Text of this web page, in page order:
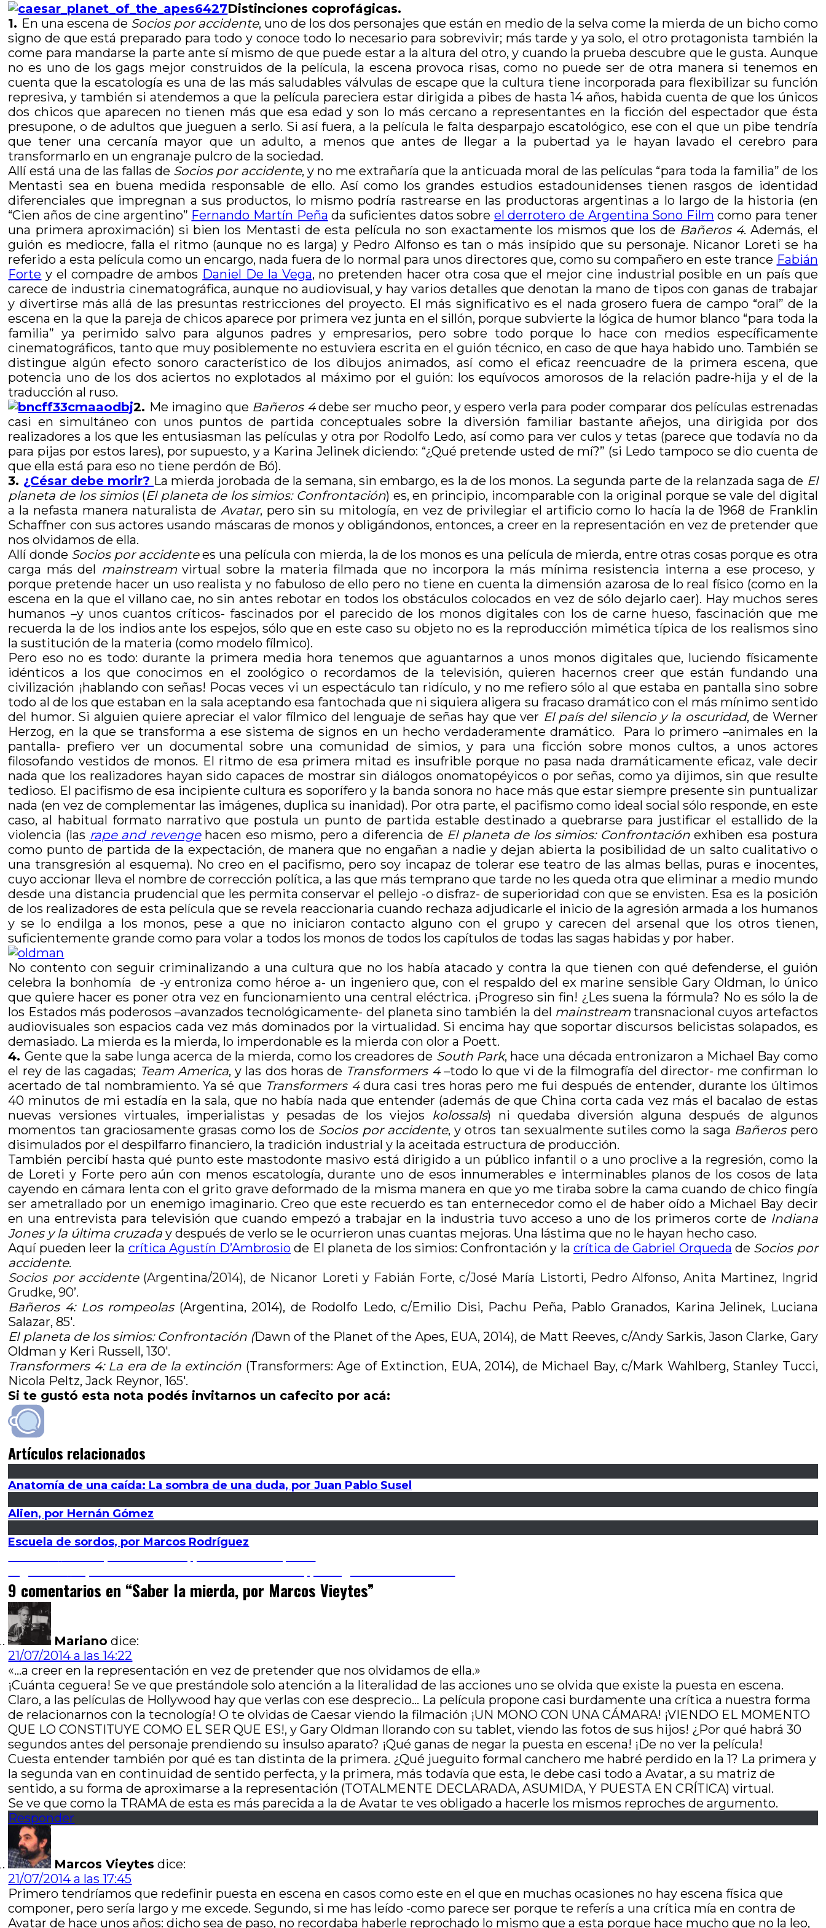
Distinciones coprofágicas.
1. En una escena de Socios por accidente, uno de los dos personajes que están en medio de la selva come la mierda de un bicho como
signo de que está preparado para todo y conoce todo lo necesario para sobrevivir; más tarde y ya solo, el otro protagonista también la
come para mandarse la parte ante sí mismo de que puede estar a la altura del otro, y cuando la prueba descubre que le gusta. Aunque
no es uno de los gags mejor construidos de la película, la escena provoca risas, como no puede ser de otra manera si tenemos en
cuenta que la escatología es una de las más saludables válvulas de escape que la cultura tiene incorporada para flexibilizar su función
represiva, y también si atendemos a que la película pareciera estar dirigida a pibes de hasta 14 años, habida cuenta de que los únicos
dos chicos que aparecen no tienen más que esa edad y son lo más cercano a representantes en la ficción del espectador que ésta
presupone, o de adultos que jueguen a serlo. Si así fuera, a la película le falta desparpajo escatológico, ese con el que un pibe tendría
que tener una cercanía mayor que un adulto, a menos que antes de llegar a la pubertad ya le hayan lavado el cerebro para
transformarlo en un engranaje pulcro de la sociedad.
Allí está una de las fallas de Socios por accidente, y no me extrañaría que la anticuada moral de las películas “para toda la familia” de los
Mentasti sea en buena medida responsable de ello. Así como los grandes estudios estadounidenses tienen rasgos de identidad
diferenciales que impregnan a sus productos, lo mismo podría rastrearse en las productoras argentinas a lo largo de la historia (en
“Cien años de cine argentino” Fernando Martín Peña da suficientes datos sobre el derrotero de Argentina Sono Film como para tener
una primera aproximación) si bien los Mentasti de esta película no son exactamente los mismos que los de Bañeros 4. Además, el
guión es mediocre, falla el ritmo (aunque no es larga) y Pedro Alfonso es tan o más insípido que su personaje. Nicanor Loreti se ha
referido a esta película como un encargo, nada fuera de lo normal para unos directores que, como su compañero en este trance Fabián
Forte y el compadre de ambos Daniel De la Vega, no pretenden hacer otra cosa que el mejor cine industrial posible en un país que
carece de industria cinematográfica, aunque no audiovisual, y hay varios detalles que denotan la mano de tipos con ganas de trabajar
y divertirse más allá de las presuntas restricciones del proyecto. El más significativo es el nada grosero fuera de campo “oral” de la
escena en la que la pareja de chicos aparece por primera vez junta en el sillón, porque subvierte la lógica de humor blanco “para toda la
familia” ya perimido salvo para algunos padres y empresarios, pero sobre todo porque lo hace con medios específicamente
cinematográficos, tanto que muy posiblemente no estuviera escrita en el guión técnico, en caso de que haya habido uno. También se
distingue algún efecto sonoro característico de los dibujos animados, así como el eficaz reencuadre de la primera escena, que
potencia uno de los dos aciertos no explotados al máximo por el guión: los equívocos amorosos de la relación padre-hija y el de la
traducción al ruso.
2. Me imagino que Bañeros 4debe ser mucho peor, y espero verla para poder comparar dos películas estrenadas
casi en simultáneo con unos puntos de partida conceptuales sobre la diversión familiar bastante añejos, una dirigida por dos
realizadores a los que les entusiasman las películas y otra por Rodolfo Ledo, así como para ver culos y tetas (parece que todavía no da
para pijas por estos lares), por supuesto, y a Karina Jelinek diciendo: “¿Qué pretende usted de mí?” (si Ledo tampoco se dio cuenta de
que ella está para eso no tiene perdón de Bó).
3. ¿César debe morir? La mierda jorobada de la semana, sin embargo, es la de los monos. La segunda parte de la relanzada saga de El
planeta de los simios(El planeta de los simios: Confrontación) es, en principio, incomparable con la original porque se vale del digital
a la nefasta manera naturalista de Avatar, pero sin su mitología, en vez de privilegiar el artificio como lo hacía la de 1968 de Franklin
Schaffner con sus actores usando máscaras de monos y obligándonos, entonces, a creer en la representación en vez de pretender que
nos olvidamos de ella.
Allí donde Socios por accidentees una película con mierda, la de los monos es una película de mierda, entre otras cosas porque es otra
carga más del mainstreamvirtual sobre la materia filmada que no incorpora la más mínima resistencia interna a ese proceso, y
porque pretende hacer un uso realista y no fabuloso de ello pero no tiene en cuenta la dimensión azarosa de lo real físico (como en la
escena en la que el villano cae, no sin antes rebotar en todos los obstáculos colocados en vez de sólo dejarlo caer). Hay muchos seres
humanos –y unos cuantos críticos- fascinados por el parecido de los monos digitales con los de carne hueso, fascinación que me
recuerda la de los indios ante los espejos, sólo que en este caso su objeto no es la reproducción mimética típica de los realismos sino
la sustitución de la materia (como modelo fílmico).
Pero eso no es todo: durante la primera media hora tenemos que aguantarnos a unos monos digitales que, luciendo físicamente
idénticos a los que conocimos en el zoológico o recordamos de la televisión, quieren hacernos creer que están fundando una
civilización ¡hablando con señas! Pocas veces vi un espectáculo tan ridículo, y no me refiero sólo al que estaba en pantalla sino sobre
todo al de los que estaban en la sala aceptando esa fantochada que ni siquiera aligera su fracaso dramático con el más mínimo sentido
del humor. Si alguien quiere apreciar el valor fílmico del lenguaje de señas hay que ver El país del silencio y la oscuridad, de Werner
Herzog, en la que se transforma a ese sistema de signos en un hecho verdaderamente dramático. Para lo primero –animales en la
pantalla- prefiero ver un documental sobre una comunidad de simios, y para una ficción sobre monos cultos, a unos actores
filosofando vestidos de monos. El ritmo de esa primera mitad es insufrible porque no pasa nada dramáticamente eficaz, vale decir
nada que los realizadores hayan sido capaces de mostrar sin diálogos onomatopéyicos o por señas, como ya dijimos, sin que resulte
tedioso. El pacifismo de esa incipiente cultura es soporífero y la banda sonora no hace más que estar siempre presente sin puntualizar
nada (en vez de complementar las imágenes, duplica su inanidad). Por otra parte, el pacifismo como ideal social sólo responde, en este
caso, al habitual formato narrativo que postula un punto de partida estable destinado a quebrarse para justificar el estallido de la
violencia (las rape and revengehacen eso mismo, pero a diferencia de El planeta de los simios: Confrontaciónexhiben esa postura
como punto de partida de la expectación, de manera que no engañan a nadie y dejan abierta la posibilidad de un salto cualitativo o
una transgresión al esquema). No creo en el pacifismo, pero soy incapaz de tolerar ese teatro de las almas bellas, puras e inocentes,
cuyo accionar lleva el nombre de corrección política, a las que más temprano que tarde no les queda otra que eliminar a medio mundo
desde una distancia prudencial que les permita conservar el pellejo -o disfraz- de superioridad con que se envisten. Esa es la posición
de los realizadores de esta película que se revela reaccionaria cuando rechaza adjudicarle el inicio de la agresión armada a los humanos
y se lo endilga a los monos, pese a que no iniciaron contacto alguno con el grupo y carecen del arsenal que los otros tienen,
suficientemente grande como para volar a todos los monos de todos los capítulos de todas las sagas habidas y por haber.
No contento con seguir criminalizando a una cultura que no los había atacado y contra la que tienen con qué defenderse, el guión
celebra la bonhomía de -y entroniza como héroe a- un ingeniero que, con el respaldo del ex marine sensible Gary Oldman, lo único
que quiere hacer es poner otra vez en funcionamiento una central eléctrica. ¡Progreso sin fin! ¿Les suena la fórmula? No es sólo la de
los Estados más poderosos –avanzados tecnológicamente- del planeta sino también la del mainstreamtransnacional cuyos artefactos
audiovisuales son espacios cada vez más dominados por la virtualidad. Si encima hay que soportar discursos belicistas solapados, es
demasiado. La mierda es la mierda, lo imperdonable es la mierda con olor a Poett.
4. Gente que la sabe lunga acerca de la mierda, como los creadores de South Park, hace una década entronizaron a Michael Bay como
el rey de las cagadas; Team America, y las dos horas de Transformers 4–todo lo que vi de la filmografía del director- me confirman lo
acertado de tal nombramiento. Ya sé que Transformers 4dura casi tres horas pero me fui después de entender, durante los últimos
40 minutos de mi estadía en la sala, que no había nada que entender (además de que China corta cada vez más el bacalao de estas
nuevas versiones virtuales, imperialistas y pesadas de los viejos kolossals) ni quedaba diversión alguna después de algunos
momentos tan graciosamente grasas como los de Socios por accidente, y otros tan sexualmente sutiles como la saga Bañerospero
disimulados por el despilfarro financiero, la tradición industrial y la aceitada estructura de producción.
También percibí hasta qué punto este mastodonte masivo está dirigido a un público infantil o a uno proclive a la regresión, como la
de Loreti y Forte pero aún con menos escatología, durante uno de esos innumerables e interminables planos de los cosos de lata
cayendo en cámara lenta con el grito grave deformado de la misma manera en que yo me tiraba sobre la cama cuando de chico fingía
ser ametrallado por un enemigo imaginario. Creo que este recuerdo es tan enternecedor como el de haber oído a Michael Bay decir
en una entrevista para televisión que cuando empezó a trabajar en la industria tuvo acceso a uno de los primeros corte de Indiana
Jones y la última cruzada y después de verlo se le ocurrieron unas cuantas mejoras. Una lástima que no le hayan hecho caso.
Aquí pueden leer la crítica Agustín D’Ambrosio de El planeta de los simios: Confrontación y la crítica de Gabriel Orqueda de Socios por
accidente.
Socios por accidente(Argentina/2014), de Nicanor Loreti y Fabián Forte, c/José María Listorti, Pedro Alfonso, Anita Martinez, Ingrid
Grudke, 90’.
Bañeros 4: Los rompeolas(Argentina, 2014), de Rodolfo Ledo, c/Emilio Disi, Pachu Peña, Pablo Granados, Karina Jelinek, Luciana
Salazar, 85′.
El planeta de los simios: Confrontación (Dawn of the Planet of the Apes, EUA, 2014), de Matt Reeves, c/Andy Sarkis, Jason Clarke, Gary
Oldman y Keri Russell, 130′.
Transformers 4: La era de la extinción (Transformers: Age of Extinction, EUA, 2014), de Michael Bay, c/Mark Wahlberg, Stanley Tucci,
Nicola Peltz, Jack Reynor, 165′.
Si te gustó esta nota podés invitarnos un cafecito por acá:
Artículos relacionados
Anatomía de una caída: La sombra de una duda, por Juan Pablo Susel
Alien, por Hernán Gómez
Escuela de sordos, por Marcos Rodríguez
Navegación
de
entradas
siguiente:
9 comentarios en “Saber la mierda, por Marcos Vieytes”
Mariano dice:
21/07/2014 a las 14:22
«…a creer en la representación en vez de pretender que nos olvidamos de ella.»
¡Cuánta ceguera! Se ve que prestándole solo atención a la literalidad de las acciones uno se olvida que existe la puesta en escena.
Claro, a las películas de Hollywood hay que verlas con ese desprecio… La película propone casi burdamente una crítica a nuestra forma
de relacionarnos con la tecnología! O te olvidas de Caesar viendo la filmación ¡UN MONO CON UNA CÁMARA! ¡VIENDO EL MOMENTO
QUE LO CONSTITUYE COMO EL SER QUE ES!, y Gary Oldman llorando con su tablet, viendo las fotos de sus hijos! ¿Por qué habrá 30
segundos antes del personaje prendiendo su insulso aparato? ¡Qué ganas de negar la puesta en escena! ¡De no ver la película!
Cuesta entender también por qué es tan distinta de la primera. ¿Qué jueguito formal canchero me habré perdido en la 1? La primera y
la segunda van en continuidad de sentido perfecta, y la primera, más todavía que esta, le debe casi todo a Avatar, a su matriz de
sentido, a su forma de aproximarse a la representación (TOTALMENTE DECLARADA, ASUMIDA, Y PUESTA EN CRÍTICA) virtual.
Se ve que como la TRAMA de esta es más parecida a la de Avatar te ves obligado a hacerle los mismos reproches de argumento.
Responder
Marcos Vieytes dice:
21/07/2014 a las 17:45
Primero tendríamos que redefinir puesta en escena en casos como este en el que en muchas ocasiones no hay escena física que
componer, pero sería largo y me excede. Segundo, si me has leído -como parece ser porque te referís a una crítica mía en contra de
Avatar de hace unos años: dicho sea de paso, no recordaba haberle reprochado lo mismo que a esta porque hace mucho que no la leo,